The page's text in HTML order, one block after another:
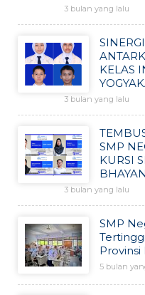
3 bulan yang lalu
KELAS
3 bulan yang lalu
SMP
KURSI
3 bulan yang lalu
SMP
Provinsi
5 bulan